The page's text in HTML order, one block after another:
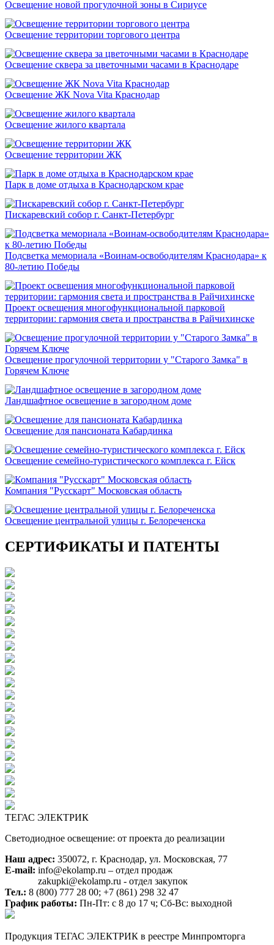
Освещение новой прогулочной зоны в Сириусе
Освещение территории торгового центра
Освещение сквера за цветочными часами в Краснодаре
Освещение ЖК Nova Vita Краснодар
Освещение жилого квартала
Освещение территории ЖК
Парк в доме отдыха в Краснодарском крае
Пискаревский собор г. Санкт-Петербург
Подсветка мемориала «Воинам-освободителям Краснодара» к
80-летию Победы
Проект освещения многофункциональной парковой
территории: гармония света и пространства в Райчихинске
Освещение прогулочной территории у "Старого Замка" в
Горячем Ключе
Ландшафтное освещение в загородном доме
Освещение для пансионата Кабардинка
Освещение семейно-туристического комплекса г. Ейск
Компания "Русскарт" Московская область
Освещение центральной улицы г. Белореченска
СЕРТИФИКАТЫ И ПАТЕНТЫ
ТЕГАС ЭЛЕКТРИК
Светодиодное освещение: от проекта до реализации
Наш адрес: 350072, г. Краснодар, ул. Московская, 77
E-mail: info@ekolamp.ru – отдел продаж
zakupki@ekolamp.ru - отдел закупок
Тел.: 8 (800) 777 28 00; +7 (861) 298 32 47
График работы: Пн-Пт: с 8 до 17 ч; Сб-Вс: выходной
Продукция ТЕГАС ЭЛЕКТРИК в реестре Минпромторга